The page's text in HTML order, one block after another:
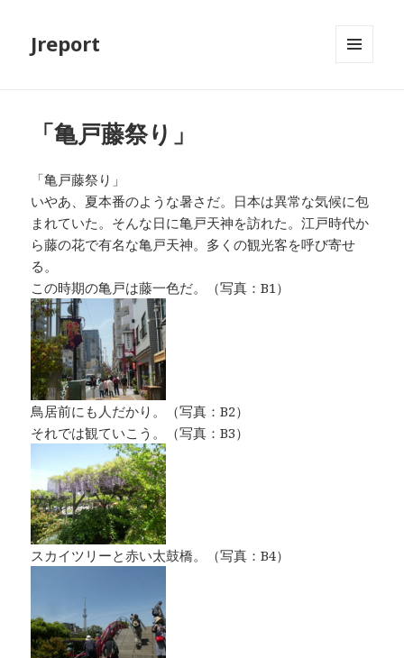
Jreport
「亀戸藤祭り」
「亀戸藤祭り」
いやあ、夏本番のような暑さだ。日本は異常な気候に包
まれていた。そんな日に亀戸天神を訪れた。江戸時代か
ら藤の花で有名な亀戸天神。多くの観光客を呼び寄せ
る。
この時期の亀戸は藤一色だ。（写真：B1）
鳥居前にも人だかり。（写真：B2）
それでは観ていこう。（写真：B3）
スカイツリーと赤い太鼓橋。（写真：B4）